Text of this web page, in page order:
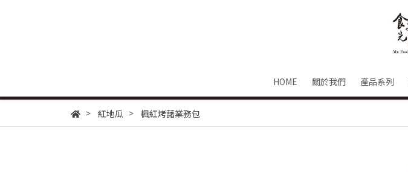
HOME 關於我們 產品系列
紅地瓜 楓紅烤藷業務包